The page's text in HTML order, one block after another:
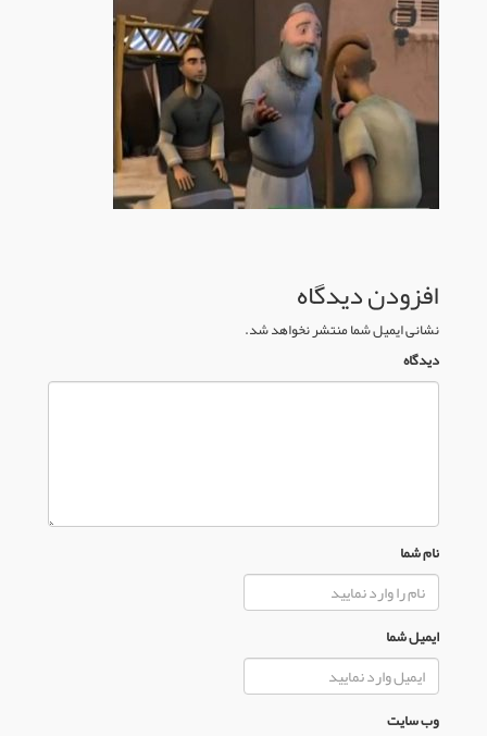
افزودن دیدگاه
نشانی ایمیل شما منتشر نخواهد شد.
دیدگاه
نام شما
ایمیل شما
وب سایت